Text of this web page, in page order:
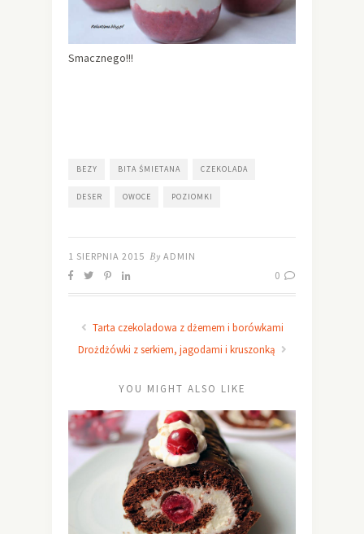
Smacznego!!!
BEZY BITA ŚMIETANA CZEKOLADA
DESER OWOCE POZIOMKI
1 SIERPNIA 2015 By ADMIN
0
Tarta czekoladowa z dżemem i borówkami
Drożdżówki z serkiem, jagodami i kruszonką
YOU MIGHT ALSO LIKE